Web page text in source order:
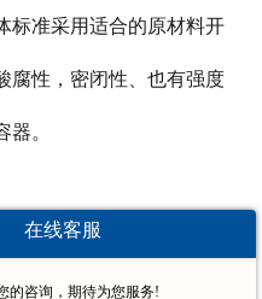
标准采用适合的原材料开
腐性，密闭性、也有强度
。
然通风标准下开展当然
在线客服
的咨询，期待为您服务!